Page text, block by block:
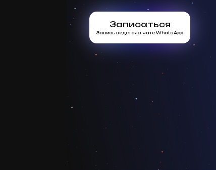
Записаться
Запись ведется в чате WhatsApp